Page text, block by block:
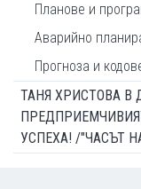
Планове и
Аварийно
Прогноза и
ТАНЯ ХРИСТОВА В
УСПЕХА! /"ЧАСЪТ